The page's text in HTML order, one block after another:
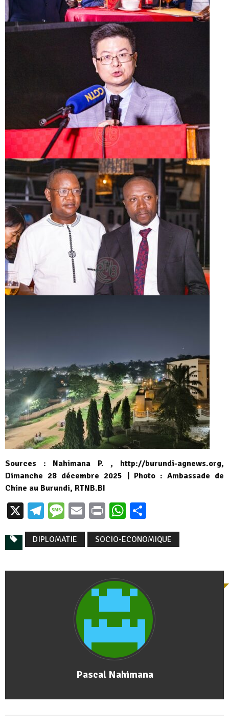
Sources : Nahimana P. , http://burundi-agnews.org,
Dimanche 28 décembre 2025 | Photo : Ambassade de
Chine au Burundi, RTNB.BI
X Telegram
Message
EmailPrintWhatsApp
DIPLOMATIE SOCIO-ECONOMIQUE
Pascal Nahimana